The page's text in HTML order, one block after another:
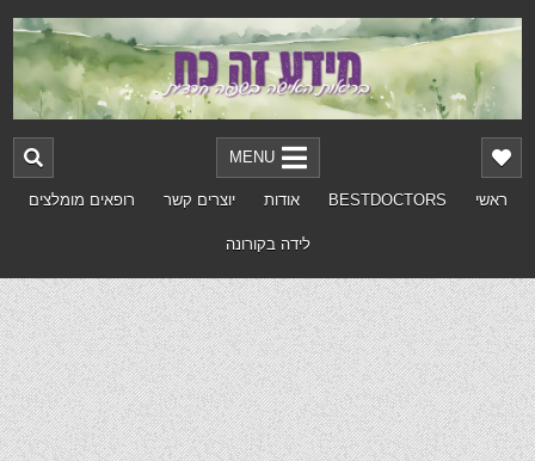
MENU
ראשי BESTDOCTORS אודות יוצרים קשר רופאים מומלצים
לידה בקורונה